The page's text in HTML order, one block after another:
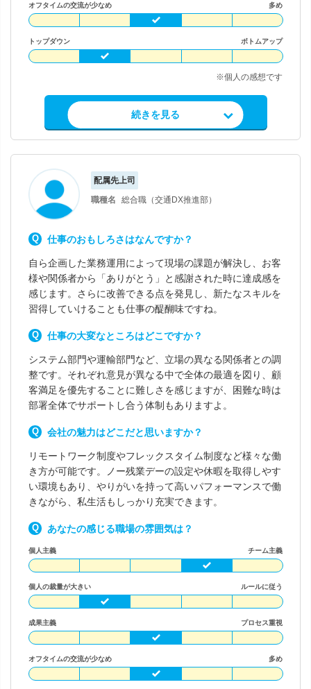
オフタイムの交流が少なめ 多め
トップダウン ボトムアップ
※個人の感想です
求人情報を見る
続きを見る
配属先上司
職種名
総合職（交通DX推進部）
仕事のおもしろさはなんですか？
自ら企画した業務運用によって現場の課題が解決し、お客
様や関係者から「ありがとう」と感謝された時に達成感を
感じます。さらに改善できる点を発見し、新たなスキルを
習得していけることも仕事の醍醐味ですね。
仕事の大変なところはどこですか？
システム部門や運輸部門など、立場の異なる関係者との調
整です。それぞれ意見が異なる中で全体の最適を図り、顧
客満足を優先することに難しさを感じますが、困難な時は
部署全体でサポートし合う体制もありますよ。
会社の魅力はどこだと思いますか？
リモートワーク制度やフレックスタイム制度など様々な働
き方が可能です。ノー残業デーの設定や休暇を取得しやす
い環境もあり、やりがいを持って高いパフォーマンスで働
きながら、私生活もしっかり充実できます。
あなたの感じる職場の雰囲気は？
個人主義 チーム主義
個人の裁量が大きい ルールに従う
成果主義 プロセス重視
オフタイムの交流が少なめ 多め